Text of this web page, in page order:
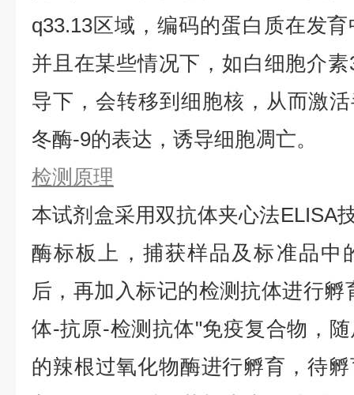
q33.13区域，编码的蛋白质在发
并且在某些情况下，如白细胞介
导下，会转移到细胞核，从而激
冬酶-9的表达，诱导细胞凋亡。
检测原理
本试剂盒采用双抗体夹心法ELISA
酶标板上，捕获样品及标准品中
后，再加入标记的检测抗体进行孵
体-抗原-检测抗体"免疫复合物，
的辣根过氧化物酶进行孵育，待